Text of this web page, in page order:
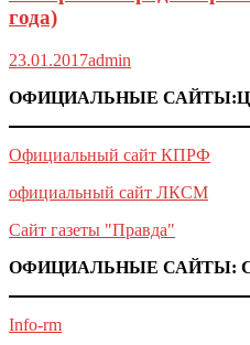
года)
23.01.2017admin
ОФИЦИАЛЬНЫЕ
Официальный сайт КПРФ
официальный сайт ЛКСМ
Сайт газеты "Правда"
ОФИЦИАЛЬНЫЕ САЙТЫ:
Info-rm